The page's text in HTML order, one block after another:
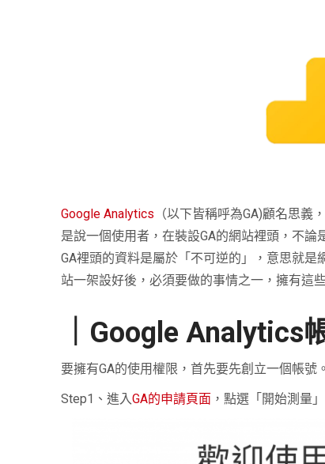
Google Analytics （以下皆稱呼為GA)顧名思義
是說一個使用者，在裝設GA的網站裡頭，不論
GA裡頭的資料是屬於「不可逆的」，意思就是
站一架設好後，必須要做的事情之一，擁有這
Google Analytics
要擁有GA的使用權限，首先要先創立一個帳號。
Step1 、進入GA的申請頁面 ，點選「開始測量」